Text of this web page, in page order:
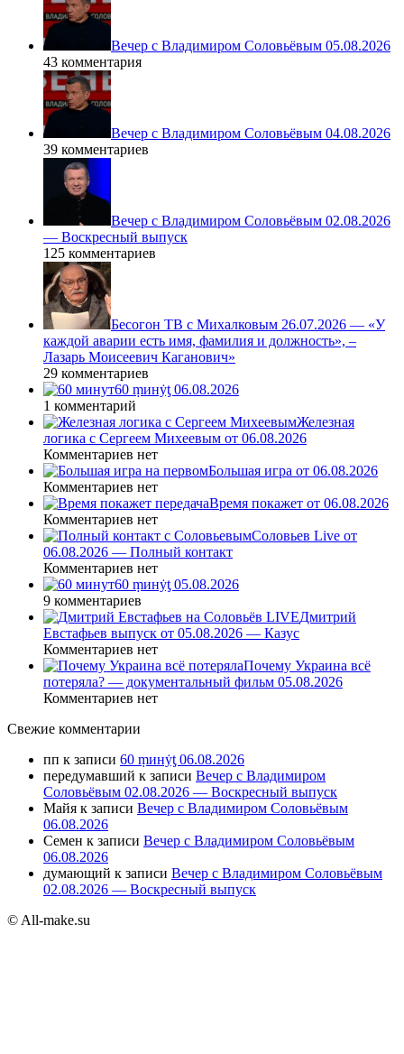
Вечер с Владимиром Соловьёвым 05.08.2026
43 комментария
Вечер с Владимиром Соловьёвым 04.08.2026
39 комментариев
Вечер с Владимиром Соловьёвым 02.08.2026
— Воскресный выпуск
125 комментариев
Бесогон ТВ с Михалковым 26.07.2026 — «У
каждой аварии есть имя, фамилия и должность», –
Лазарь Моисеевич Каганович»
29 комментариев
60 ṃинẏƫ 06.08.2026
1 комментарий
Железная
логика с Сергеем Михеевым от 06.08.2026
Комментариев нет
Большая игра от 06.08.2026
Комментариев нет
Время покажет от 06.08.2026
Комментариев нет
Соловьев Live от
06.08.2026 — Полный контакт
Комментариев нет
60 ṃинẏƫ 05.08.2026
9 комментариев
Дмитрий
Евстафьев выпуск от 05.08.2026 — Казус
Комментариев нет
Почему Украина всё
потеряла? — документальный фильм 05.08.2026
Комментариев нет
Свежие комментарии
пп к записи 60 ṃинẏƫ 06.08.2026
передумавший к записи Вечер с Владимиром
Соловьёвым 02.08.2026 — Воскресный выпуск
Майя к записи Вечер с Владимиром Соловьёвым
06.08.2026
Семен к записи Вечер с Владимиром Соловьёвым
06.08.2026
думающий к записи Вечер с Владимиром Соловьёвым
02.08.2026 — Воскресный выпуск
© All-make.su